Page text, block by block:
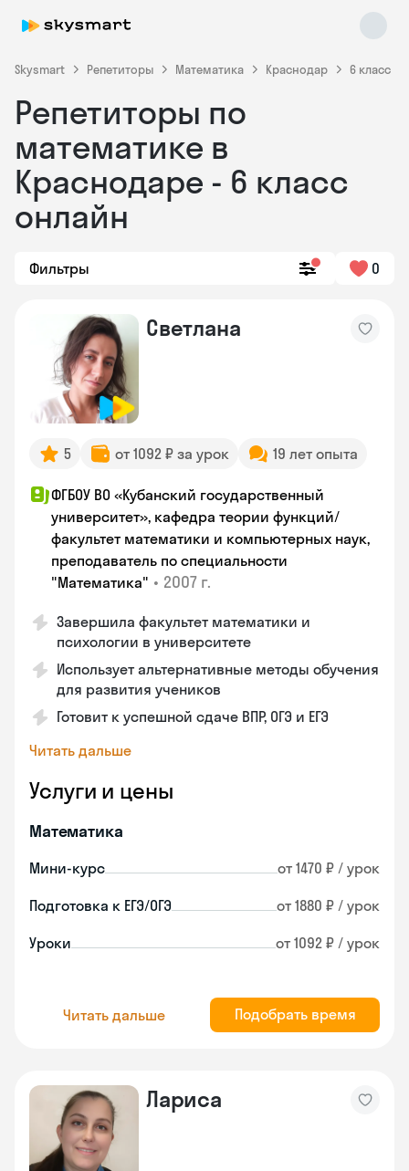
Skysmart Репетиторы Математика Краснодар 6 класс
Репетиторы по
математике в
Краснодаре - 6 класс
онлайн
Фильтры 0
Светлана
5 от 1092 ₽ за урок 19 лет опыта
ФГБОУ ВО «Кубанский государственный
университет», кафедра теории функций/
факультет математики и компьютерных наук,
преподаватель по специальности
"Математика" • 2007 г.
Завершила факультет математики и
психологии в университете
Использует альтернативные методы обучения
для развития учеников
Готовит к успешной сдаче ВПР, ОГЭ и ЕГЭ
Читать дальше
Услуги и цены
Математика
Мини-курс от 1470 ₽ / урок
Подготовка к ЕГЭ/ОГЭ от 1880 ₽ / урок
Уроки от 1092 ₽ / урок
Читать дальше Подобрать время
Лариса